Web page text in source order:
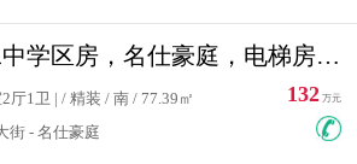
二中学区房，名仕豪庭，电梯房，双南卧室，单价低，急售
厅1卫 | / 精装 / 南 / 77.39㎡
街 - 名仕豪庭
132 万元